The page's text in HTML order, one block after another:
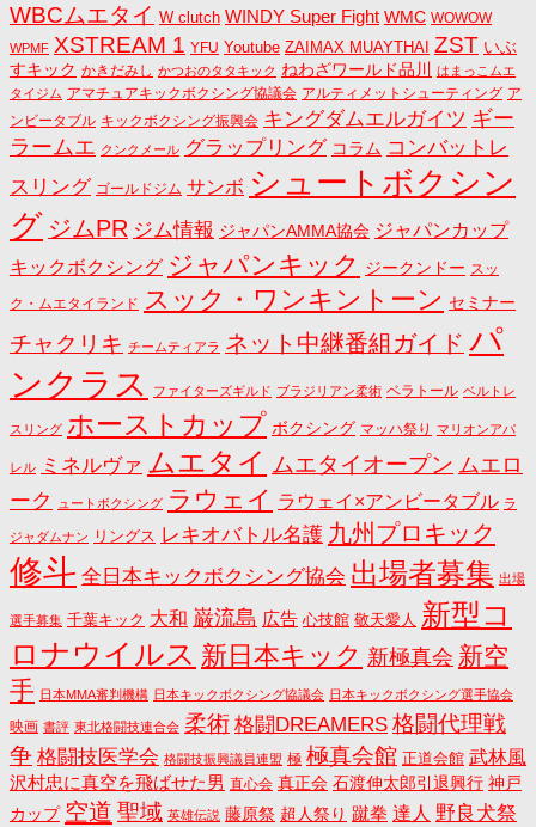
WBCムエタイ W clutch WINDY Super Fight WMC WOWOW
WPMF XSTREAM 1 YFU Youtube ZAIMAX MUAYTHAI ZST いぶ
すキック かきだみし かつおのタタキック ねわざワールド品川 はまっこムエ
タイジム アマチュアキックボクシング協議会 アルティメットシューティング ア
ンビータブル キックボクシング振興会 キングダムエルガイツ ギー
ラームエ クンクメール グラップリング コラム コンバットレ
スリング ゴールドジム サンボ シュートボクシン
グ ジムPR ジム情報 ジャパンAMMA協会 ジャパンカップ
キックボクシング ジャパンキック ジークンドー スッ
ク・ムエタイランド スック・ワンキントーン セミナー
チャクリキ チームティアラ ネット中継番組ガイド パ
ンクラス
ファイターズギルド ブラジリアン柔術 ベラトール ベルトレ
スリング ホーストカップ ボクシング マッハ祭り マリオンアパ
レル ミネルヴァ ムエタイ ムエタイオープン ムエロ
ーク
ュートボクシング ラウェイ ラウェイ×アンビータブル ラ
ジャダムナン リングス レキオバトル名護 九州プロキック
修斗 全日本キックボクシング協会 出場者募集 出場
選手募集 千葉キック 大和 巌流島 広告 心技館 敬天愛人 新型コ
ロナウイルス 新日本キック 新極真会 新空
手 日本MMA審判機構 日本キックボクシング協議会 日本キックボクシング選手協会
映画 書評 東北格闘技連合会 柔術 格闘DREAMERS 格闘代理戦
争 格闘技医学会 格闘技振興議員連盟 極 極真会館 正道会館 武林風
沢村忠に真空を飛ばせた男 直心会 真正会 石渡伸太郎引退興行 神戸
カップ 空道 聖域 英雄伝説 藤原祭 超人祭り 蹴拳 達人 野良犬祭